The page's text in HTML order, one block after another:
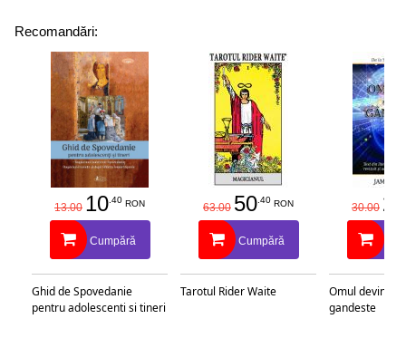
Recomandări:
13.00 10.40 RON
Cumpără
Ghid de Spovedanie
pentru adolescenti si tineri
63.00 50.40 RON
Cumpără
Tarotul Rider Waite
30.00 25
Omul devine
gandeste